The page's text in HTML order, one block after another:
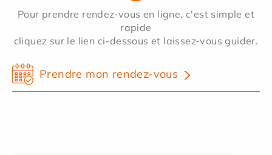
Pour prendre rendez-vous en ligne, c'est simple et
rapide
cliquez sur le lien ci-dessous et laissez-vous guider.
Prendre mon rendez-vous